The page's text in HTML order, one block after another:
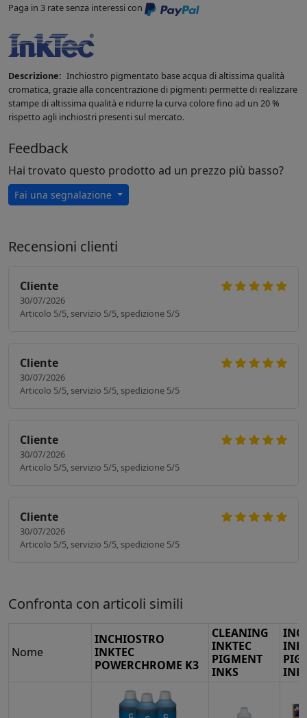
Paga in 3 rate senza interessi con
Descrizione: Inchiostro pigmentato base acqua di altissima qualità
cromatica, grazie alla concentrazione di pigmenti permette di realizzare
stampe di altissima qualità e ridurre la curva colore fino ad un 20 %
rispetto agli inchiostri presenti sul mercato.
Feedback
Hai trovato questo prodotto ad un prezzo più basso?
Fai una segnalazione
Recensioni clienti
Cliente
30/07/2026
Articolo 5/5, servizio 5/5, spedizione 5/5
Cliente
30/07/2026
Articolo 5/5, servizio 5/5, spedizione 5/5
Cliente
30/07/2026
Articolo 5/5, servizio 5/5, spedizione 5/5
Cliente
30/07/2026
Articolo 5/5, servizio 5/5, spedizione 5/5
Confronta con articoli simili
Nome
INCHIOSTRO
INKTEC
POWERCHROME K3
CLEANING
INKTEC
PIGMENT
INKS